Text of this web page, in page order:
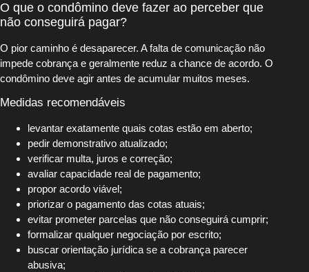
O que o condômino deve fazer ao perceber que
não conseguirá pagar?
O pior caminho é desaparecer. A falta de comunicação não
impede cobrança e geralmente reduz a chance de acordo. O
condômino deve agir antes de acumular muitos meses.
Medidas recomendáveis
levantar exatamente quais cotas estão em aberto;
pedir demonstrativo atualizado;
verificar multa, juros e correção;
avaliar capacidade real de pagamento;
propor acordo viável;
priorizar o pagamento das cotas atuais;
evitar prometer parcelas que não conseguirá cumprir;
formalizar qualquer negociação por escrito;
buscar orientação jurídica se a cobrança parecer
abusiva;